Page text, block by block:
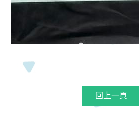
回上一頁